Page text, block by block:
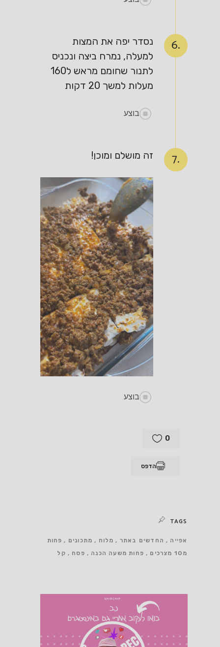
6.
נסדר יפה את המצות
למעלה, נמרח ביצה ונכניס
לתנור שחומם מראש ל160
מעלות למשך 20 דקות
בוצע
7. זה מושלם ומוכן!
בוצע
0
הדפס
TAGS
אפייה החדשים באתר מלוח מתכונים
פחות
מ10 מצרכים
פחות משעה הכנה פסח קל